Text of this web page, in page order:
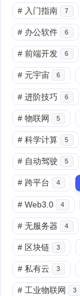
# 入门指南 7
# 办公软件 6
# 前端开发 6
# 元宇宙 6
# 进阶技巧 6
# 物联网 5
# 科学计算 5
# 自动驾驶 5
# 跨平台 4
# Web3.0 4
# 无服务器 4
# 区块链 3
# 私有云 3
# 工业物联网 3